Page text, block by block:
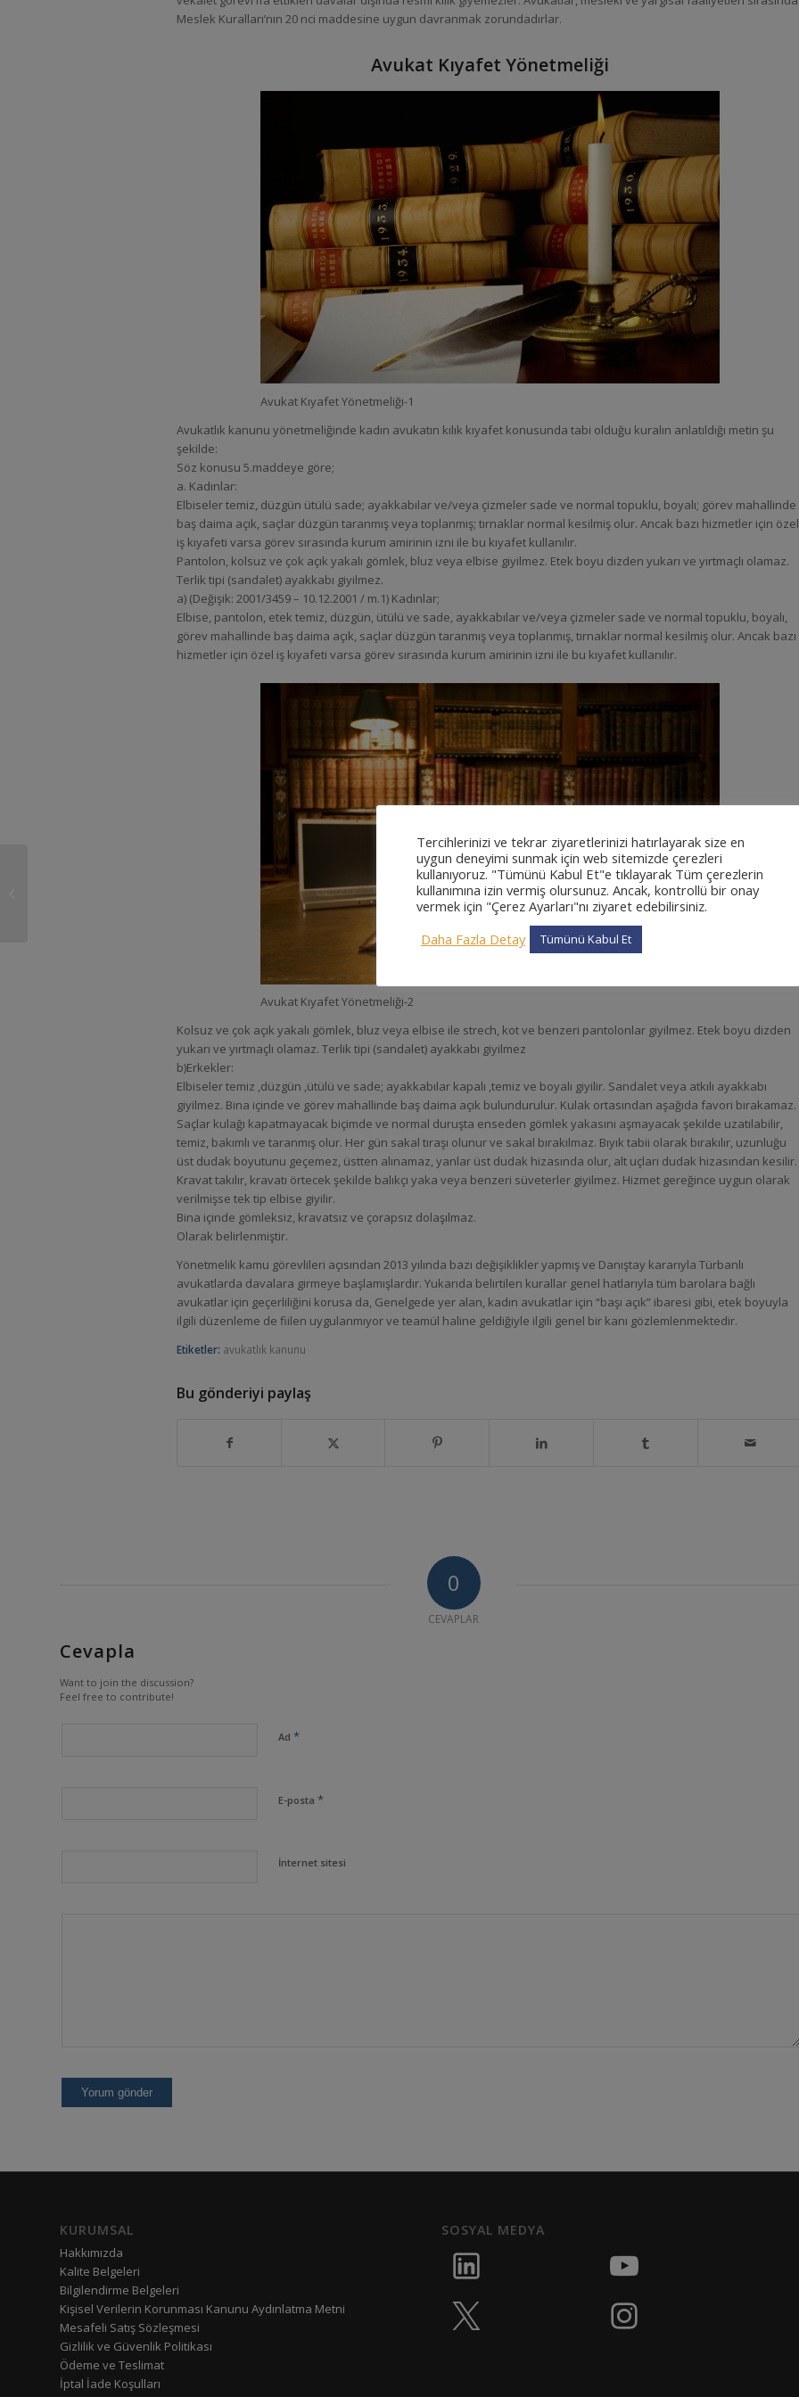
Meslek Kuralları’nın 20 nci maddesine uygun davranmak zorundadırlar.
Avukat Kıyafet Yönetmeliği
Avukat Kıyafet Yönetmeliği-1
Avukatlık kanunu yönetmeliğinde kadın avukatın kılık kıyafet konusunda tabi olduğu kuralın anlatıldığı metin şu
şekilde:
Söz konusu 5.maddeye göre;
a. Kadınlar:
Elbiseler temiz, düzgün ütülü sade; ayakkabılar ve/veya çizmeler sade ve normal topuklu, boyalı; görev mahallinde
baş daima açık, saçlar düzgün taranmış veya toplanmış; tırnaklar normal kesilmiş olur. Ancak bazı hizmetler için özel
iş kıyafeti varsa görev sırasında kurum amirinin izni ile bu kıyafet kullanılır.
Pantolon, kolsuz ve çok açık yakalı gömlek, bluz veya elbise giyilmez. Etek boyu dizden yukarı ve yırtmaçlı olamaz.
Terlik tipi (sandalet) ayakkabı giyilmez.
a) (Değişik: 2001/3459 – 10.12.2001 / m.1) Kadınlar;
Elbise, pantolon, etek temiz, düzgün, ütülü ve sade, ayakkabılar ve/veya çizmeler sade ve normal topuklu, boyalı,
görev mahallinde baş daima açık, saçlar düzgün taranmış veya toplanmış, tırnaklar normal kesilmiş olur. Ancak bazı
hizmetler için özel iş kıyafeti varsa görev sırasında kurum amirinin izni ile bu kıyafet kullanılır.
Avukat Kıyafet Yönetmeliği-2
Kolsuz ve çok açık yakalı gömlek, bluz veya elbise ile strech, kot ve benzeri pantolonlar giyilmez. Etek boyu dizden
yukarı ve yırtmaçlı olamaz. Terlik tipi (sandalet) ayakkabı giyilmez
b)Erkekler:
Elbiseler temiz ,düzgün ,ütülü ve sade; ayakkabılar kapalı ,temiz ve boyalı giyilir. Sandalet veya atkılı ayakkabı
giyilmez. Bina içinde ve görev mahallinde baş daima açık bulundurulur. Kulak ortasından aşağıda favori bırakamaz.
Saçlar kulağı kapatmayacak biçimde ve normal duruşta enseden gömlek yakasını aşmayacak şekilde uzatılabilir,
temiz, bakımlı ve taranmış olur. Her gün sakal tıraşı olunur ve sakal bırakılmaz. Bıyık tabii olarak bırakılır, uzunluğu
üst dudak boyutunu geçemez, üstten alınamaz, yanlar üst dudak hizasında olur, alt uçları dudak hizasından kesilir.
Kravat takılır, kravatı örtecek şekilde balıkçı yaka veya benzeri süveterler giyilmez. Hizmet gereğince uygun olarak
verilmişse tek tip elbise giyilir.
Bina içinde gömleksiz, kravatsız ve çorapsız dolaşılmaz.
Olarak belirlenmiştir.
Yönetmelik kamu görevlileri açısından 2013 yılında bazı değişiklikler yapmış ve Danıştay kararıyla Türbanlı
avukatlarda davalara girmeye başlamışlardır. Yukarıda belirtilen kurallar genel hatlarıyla tüm barolara bağlı
avukatlar için geçerliliğini korusa da, Genelgede yer alan, kadın avukatlar için “başı açık” ibaresi gibi, etek boyuyla
ilgili düzenleme de fiilen uygulanmıyor ve teamül haline geldiğiyle ilgili genel bir kanı gözlemlenmektedir.
Etiketler: avukatlık kanunu
Bu gönderiyi paylaş
0
CEVAPLAR
Cevapla
Want to join the discussion?
Feel free to contribute!
Ad *
E-posta *
İnternet sitesi
KURUMSAL
Hakkımızda
Kalite Belgeleri
Bilgilendirme Belgeleri
Kişisel Verilerin Korunması Kanunu Aydınlatma Metni
Mesafeli Satış Sözleşmesi
Gizlilik ve Güvenlik Politikası
Ödeme ve Teslimat
İptal İade Koşulları
SOSYAL MEDYA
Tercihlerinizi ve tekrar ziyaretlerinizi hatırlayarak size en
uygun deneyimi sunmak için web sitemizde çerezleri
kullanıyoruz. "Tümünü Kabul Et"e tıklayarak Tüm çerezlerin
kullanımına izin vermiş olursunuz. Ancak, kontrollü bir onay
vermek için "Çerez Ayarları"nı ziyaret edebilirsiniz.
Daha Fazla Detay
Tümünü Kabul Et